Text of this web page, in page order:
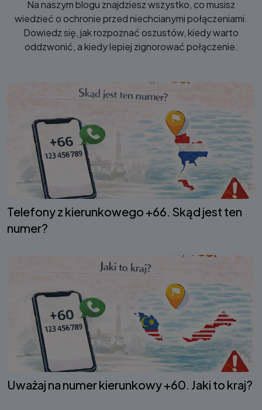
Na naszym blogu znajdziesz wszystko, co musisz
wiedzieć o ochronie przed niechcianymi połączeniami.
Dowiedz się, jak rozpoznać oszustów, kiedy warto
oddzwonić, a kiedy lepiej zignorować połączenie.
Telefony z kierunkowego +66. Skąd jest ten
numer?
Uważaj na numer kierunkowy +60. Jaki to kraj?